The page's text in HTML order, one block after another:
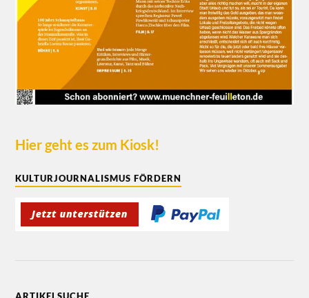
Hier geht es zum Kiosk!
KULTURJOURNALISMUS FÖRDERN